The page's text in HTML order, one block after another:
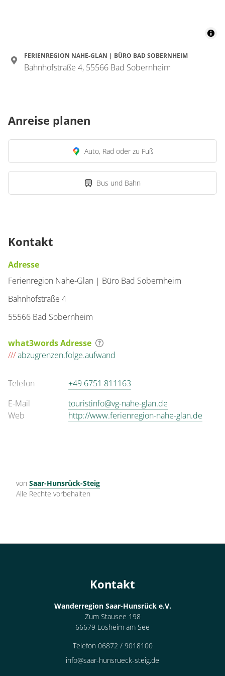
FERIENREGION NAHE-GLAN | BÜRO BAD SOBERNHEIM
Bahnhofstraße 4, 55566 Bad Sobernheim
Anreise planen
Auto, Rad oder zu Fuß
Bus und Bahn
Kontakt
Adresse
Ferienregion Nahe-Glan | Büro Bad Sobernheim
Bahnhofstraße 4
55566 Bad Sobernheim
what3words Adresse
///abzugrenzen.folge.aufwand
Telefon
+49 6751 811163
E-Mail
touristinfo@vg-nahe-glan.de
Web
http://www.ferienregion-nahe-glan.de
von Saar-Hunsrück-Steig
Alle Rechte vorbehalten
Kontakt
Wanderregion Saar-Hunsrück e.V.
Zum Stausee 198
66679 Losheim am See
Telefon 06872 / 9018100
info@saar-hunsrueck-steig.de